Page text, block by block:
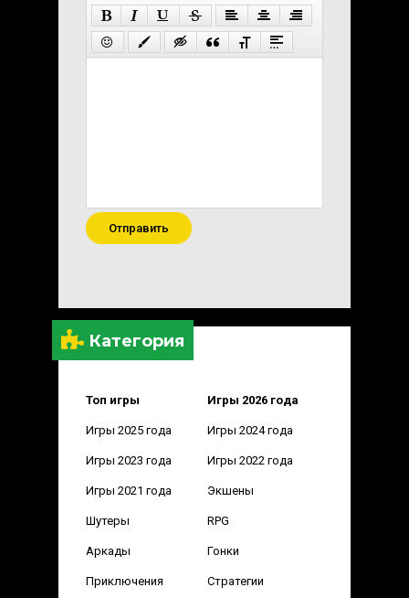
Категория
Топ игры Игры 2026 года
Игры 2025 года Игры 2024 года
Игры 2023 года Игры 2022 года
Игры 2021 года Экшены
Шутеры RPG
Аркады Гонки
Приключения Стратегии
Отправить